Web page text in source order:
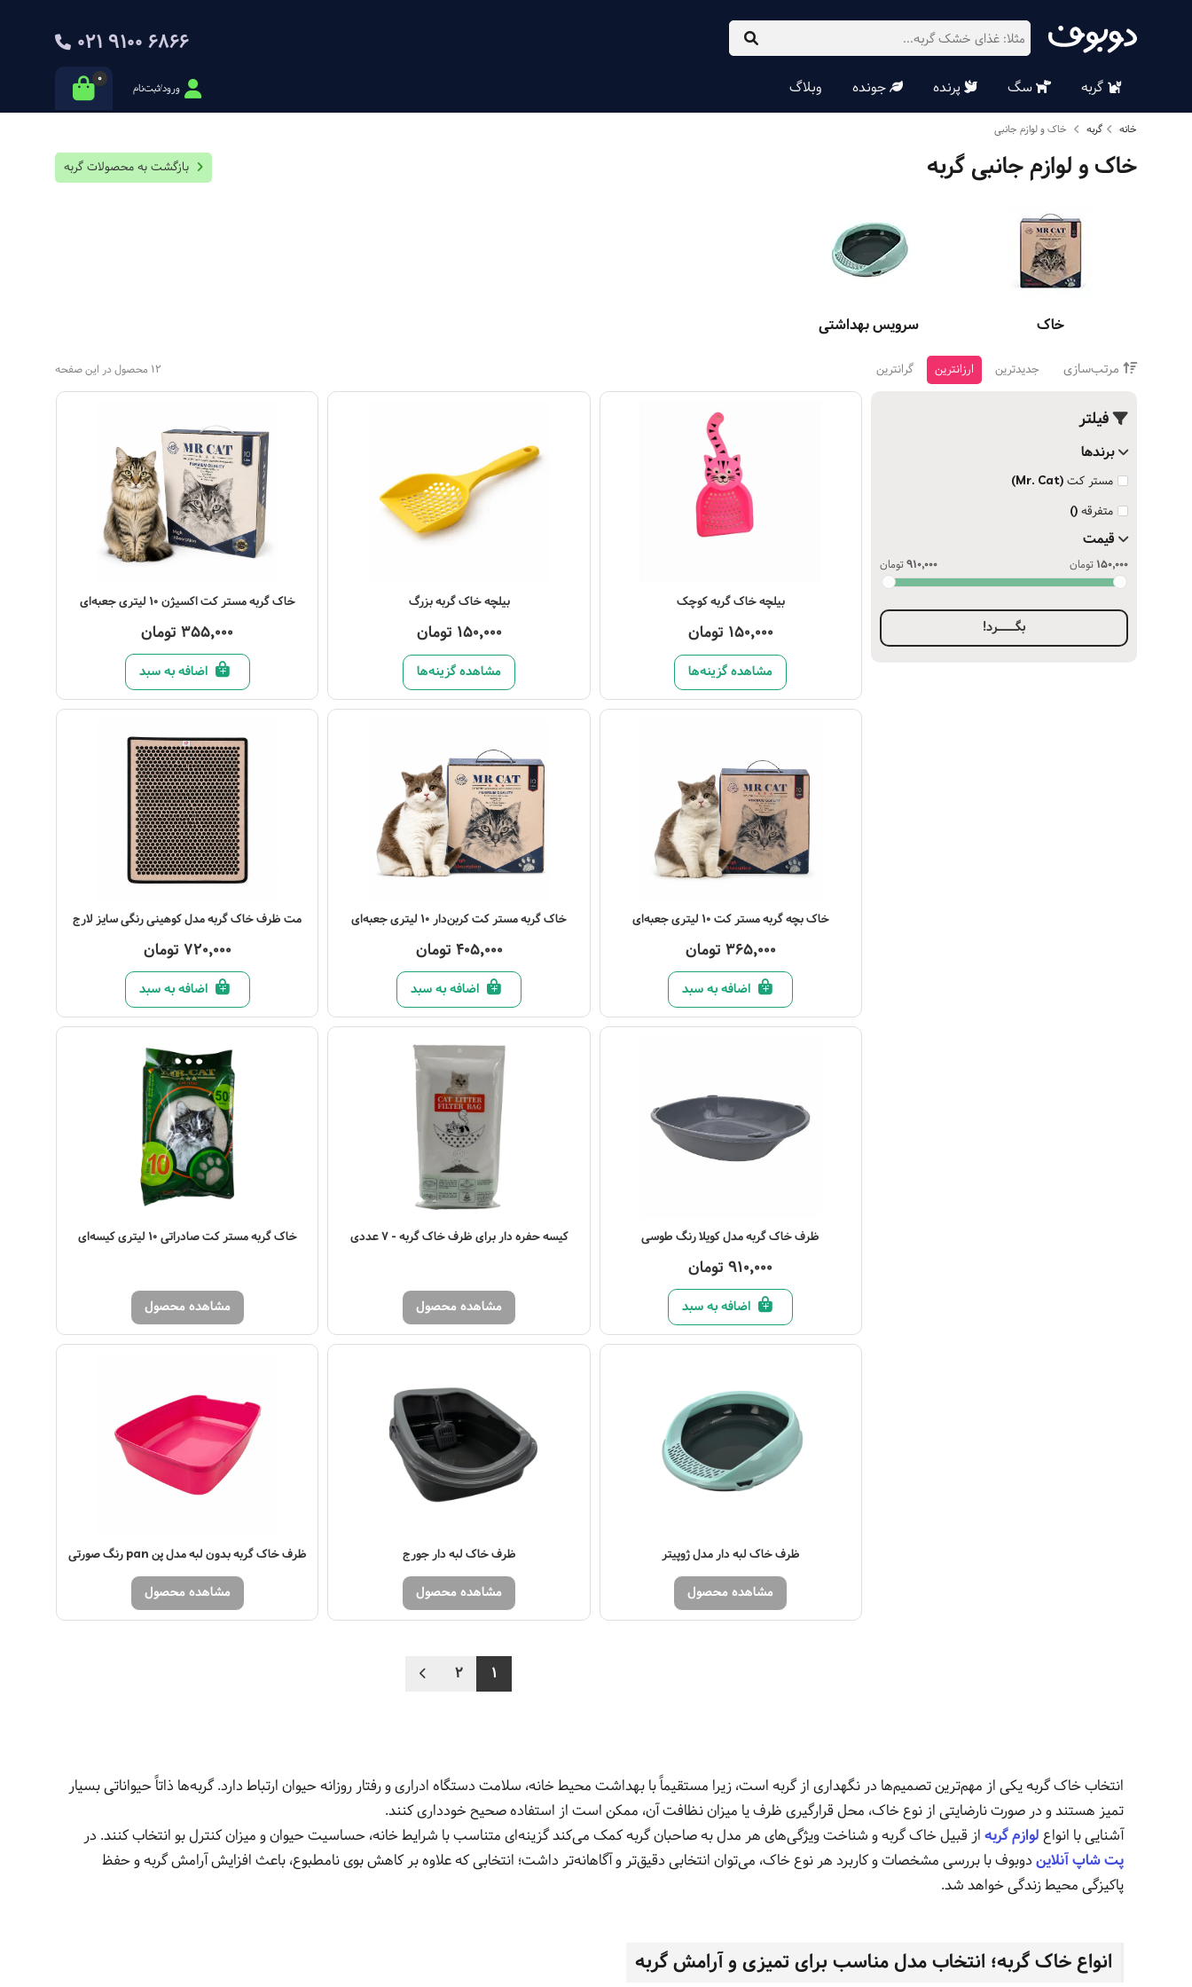
021 9100 6866
ورود/ثبت‌نام
0 گربه سگ پرنده جونده وبلاگ
خانه گربه خاک و لوازم جانبی
خاک و لوازم جانبی گربه بازگشت به محصولات گربه
خاک سرویس بهداشتی
12 محصول در این صفحه مرتب‌سازی جدیدترین ارزانترین گرانترین
فیلتر
برندها
مستر کت(Mr. Cat)
متفرقه()
قیمت
150,000 تومان 910,000تومان
بگــــرد!
مشاهده محصولبیلچه خاک گربه کوچک
150,000 تومان
مشاهده گزینه‌ها
مشاهده محصولبیلچه خاک گربه بزرگ
150,000 تومان
مشاهده گزینه‌ها
مشاهده محصول
خاک گربه مستر کت اکسیژن 10 لیتری جعبه‌ای
355,000 تومان
اضافه به سبد
مشاهده محصول
خاک بچه گربه مستر کت 10 لیتری جعبه‌ای
365,000 تومان
اضافه به سبد
مشاهده محصول
خاک گربه مستر کت کربن‌دار 10 لیتری جعبه‌ای
405,000 تومان
اضافه به سبد
مشاهده محصول
مت ظرف خاک گربه مدل کوهینی رنگی سایز لارج
720,000 تومان
اضافه به سبد
مشاهده محصول
ظرف خاک گربه مدل کویلا رنگ طوسی
910,000 تومان
اضافه به سبد
کیسه حفره دار برای ظرف خاک گربه - 7 عددی
مشاهده محصول
خاک گربه مستر کت صادراتی 10 لیتری کیسه‌ای
مشاهده محصول
ظرف خاک لبه دار مدل ژوپیتر
مشاهده محصول
ظرف خاک لبه دار جورج
مشاهده محصول
ظرف خاک گربه بدون لبه مدل پن pan رنگ صورتی
مشاهده محصول
1
2
انتخاب خاک گربه یکی از مهم‌ترین تصمیم‌ها در نگهداری از گربه است، زیرا مستقیماً با بهداشت محیط خانه، سلامت دستگاه ادراری و رفتار روزانه حیوان ارتباط دارد. گربه‌ها ذاتاً حیواناتی بسیار
تمیز هستند و در صورت نارضایتی از نوع خاک، محل قرارگیری ظرف یا میزان نظافت آن، ممکن است از استفاده صحیح خودداری کنند.
آشنایی با انواعلوازم گربهاز قبیل خاک گربه و شناخت ویژگی‌های هر مدل به صاحبان گربه کمک می‌کند گزینه‌ای متناسب با شرایط خانه، حساسیت حیوان و میزان کنترل بو انتخاب کنند. در
پت شاپ آنلایندوبوف با بررسی مشخصات و کاربرد هر نوع خاک، می‌توان انتخابی دقیق‌تر و آگاهانه‌تر داشت؛ انتخابی که علاوه بر کاهش بوی نامطبوع، باعث افزایش آرامش گربه و حفظ
پاکیزگی محیط زندگی خواهد شد.
انواع خاک گربه؛ انتخاب مدل مناسب برای تمیزی و آرامش گربه